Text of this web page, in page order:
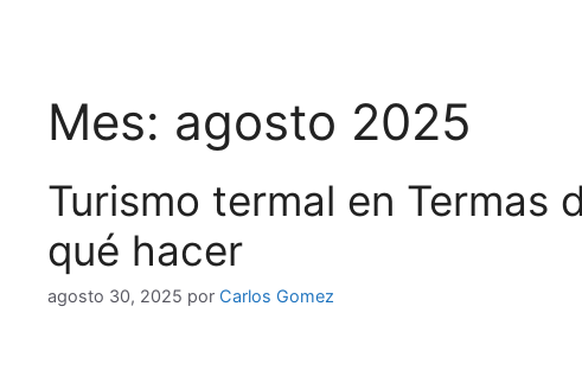
Mes: agosto 2025
Turismo termal en Termas
qué hacer
agosto 30, 2025 por Carlos Gomez